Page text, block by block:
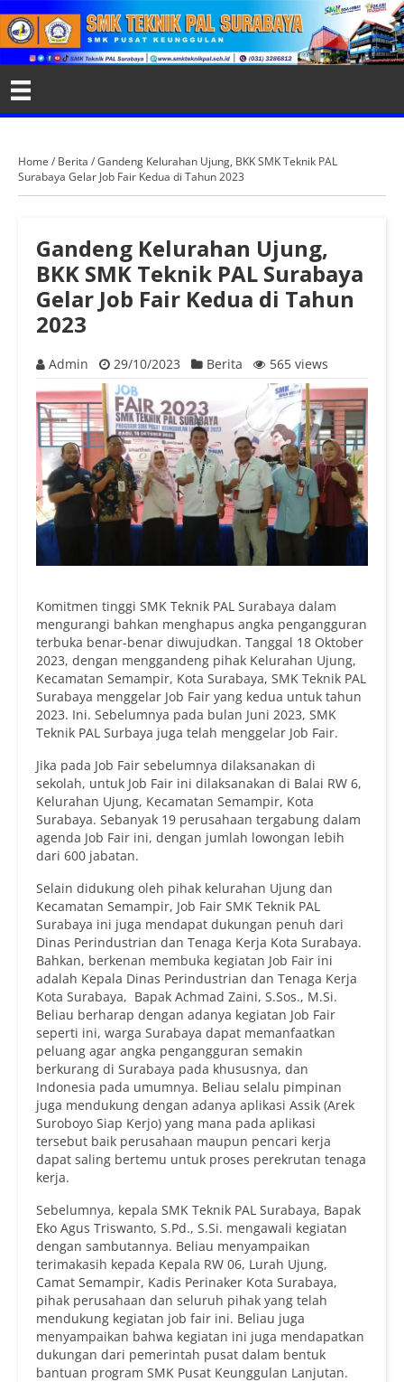
Home / Berita /Gandeng Kelurahan Ujung, BKK SMK Teknik PAL
Surabaya Gelar Job Fair Kedua di Tahun 2023
Gandeng Kelurahan Ujung,
BKK SMK Teknik PAL Surabaya
Gelar Job Fair Kedua di Tahun
2023
Admin 29/10/2023 Berita 565 views
Komitmen tinggi SMK Teknik PAL Surabaya dalam
mengurangi bahkan menghapus angka pengangguran
terbuka benar-benar diwujudkan. Tanggal 18 Oktober
2023, dengan menggandeng pihak Kelurahan Ujung,
Kecamatan Semampir, Kota Surabaya, SMK Teknik PAL
Surabaya menggelar Job Fair yang kedua untuk tahun
2023. Ini. Sebelumnya pada bulan Juni 2023, SMK
Teknik PAL Surbaya juga telah menggelar Job Fair.
Jika pada Job Fair sebelumnya dilaksanakan di
sekolah, untuk Job Fair ini dilaksanakan di Balai RW 6,
Kelurahan Ujung, Kecamatan Semampir, Kota
Surabaya. Sebanyak 19 perusahaan tergabung dalam
agenda Job Fair ini, dengan jumlah lowongan lebih
dari 600 jabatan.
Selain didukung oleh pihak kelurahan Ujung dan
Kecamatan Semampir, Job Fair SMK Teknik PAL
Surabaya ini juga mendapat dukungan penuh dari
Dinas Perindustrian dan Tenaga Kerja Kota Surabaya.
Bahkan, berkenan membuka kegiatan Job Fair ini
adalah Kepala Dinas Perindustrian dan Tenaga Kerja
Kota Surabaya, Bapak Achmad Zaini, S.Sos., M.Si.
Beliau berharap dengan adanya kegiatan Job Fair
seperti ini, warga Surabaya dapat memanfaatkan
peluang agar angka pengangguran semakin
berkurang di Surabaya pada khususnya, dan
Indonesia pada umumnya. Beliau selalu pimpinan
juga mendukung dengan adanya aplikasi Assik (Arek
Suroboyo Siap Kerjo) yang mana pada aplikasi
tersebut baik perusahaan maupun pencari kerja
dapat saling bertemu untuk proses perekrutan tenaga
kerja.
Sebelumnya, kepala SMK Teknik PAL Surabaya, Bapak
Eko Agus Triswanto, S.Pd., S.Si. mengawali kegiatan
dengan sambutannya. Beliau menyampaikan
terimakasih kepada Kepala RW 06, Lurah Ujung,
Camat Semampir, Kadis Perinaker Kota Surabaya,
pihak perusahaan dan seluruh pihak yang telah
mendukung kegiatan job fair ini. Beliau juga
menyampaikan bahwa kegiatan ini juga mendapatkan
dukungan dari pemerintah pusat dalam bentuk
bantuan program SMK Pusat Keunggulan Lanjutan.